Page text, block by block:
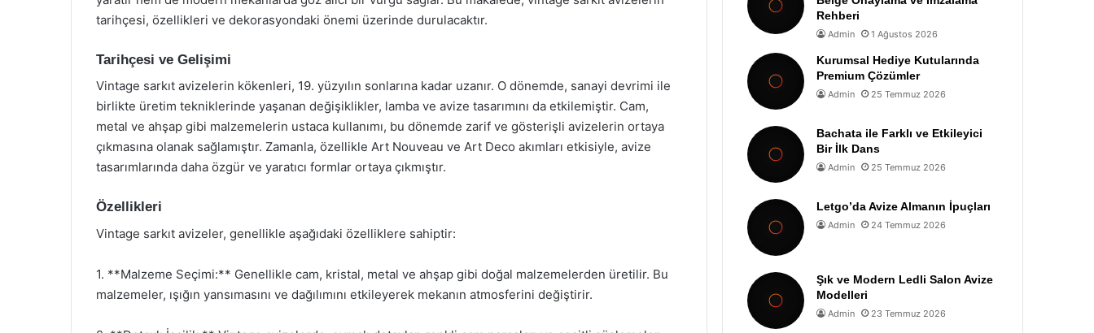
tarihçesi, özellikleri ve dekorasyondaki önemi üzerinde durulacaktır.
Tarihçesi ve Gelişimi
Vintage sarkıt avizelerin kökenleri, 19. yüzyılın sonlarına kadar uzanır. O dönemde, sanayi devrimi ile
birlikte üretim tekniklerinde yaşanan değişiklikler, lamba ve avize tasarımını da etkilemiştir. Cam,
metal ve ahşap gibi malzemelerin ustaca kullanımı, bu dönemde zarif ve gösterişli avizelerin ortaya
çıkmasına olanak sağlamıştır. Zamanla, özellikle Art Nouveau ve Art Deco akımları etkisiyle, avize
tasarımlarında daha özgür ve yaratıcı formlar ortaya çıkmıştır.
Özellikleri
Vintage sarkıt avizeler, genellikle aşağıdaki özelliklere sahiptir:
1. **Malzeme Seçimi:** Genellikle cam, kristal, metal ve ahşap gibi doğal malzemelerden üretilir. Bu
malzemeler, ışığın yansımasını ve dağılımını etkileyerek mekanın atmosferini değiştirir.
Rehberi
Admin 1 Ağustos 2026
Kurumsal Hediye Kutularında
Premium Çözümler
Admin 25 Temmuz 2026
Bachata ile Farklı ve Etkileyici
Bir İlk Dans
Admin 25 Temmuz 2026
Letgo’da Avize Almanın İpuçları
Admin 24 Temmuz 2026
Şık ve Modern Ledli Salon Avize
Modelleri
Admin 23 Temmuz 2026